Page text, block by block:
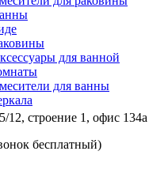
для ванной
для ванны
строение 1, офис 134а
бесплатный)